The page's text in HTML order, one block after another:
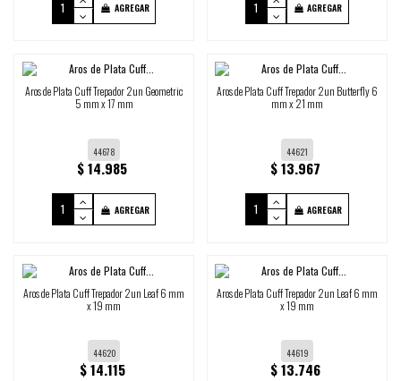
AGREGAR AGREGAR
Aros de Plata Cuff Trepador 2un Geometric
5 mm x 17 mm
44678
$ 14.985
AGREGAR
Aros de Plata Cuff Trepador 2un Butterfly 6
mm x 21 mm
44621
$ 13.967
AGREGAR
Aros de Plata Cuff Trepador 2un Leaf 6 mm
x 19 mm
44620
$ 14.115
Aros de Plata Cuff Trepador 2un Leaf 6 mm
x 19 mm
44619
$ 13.746